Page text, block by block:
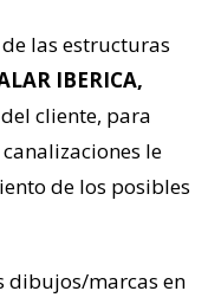
las estructuras
IBERICA,
cliente, para
le
de los posibles
dibujos/marcas en